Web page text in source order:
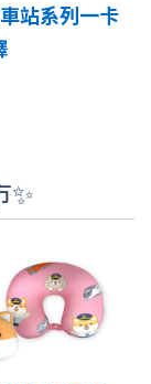
站系列一卡
✨